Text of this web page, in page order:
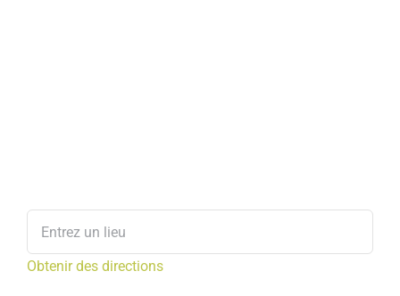
Obtenir des directions